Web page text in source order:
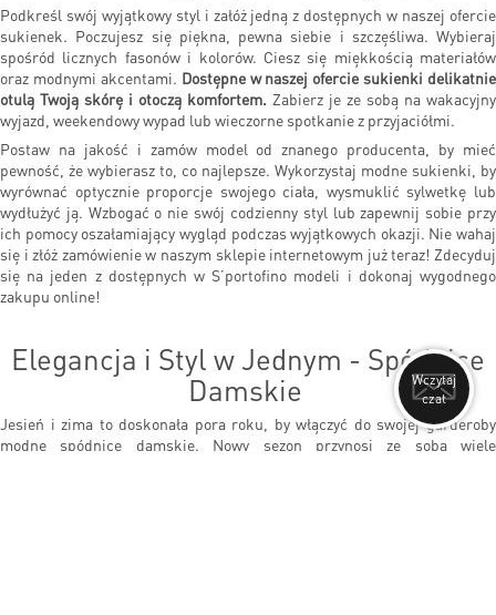
Podkreśl swój wyjątkowy styl i załóż jedną z dostępnych w naszej ofercie
sukienek. Poczujesz się piękna, pewna siebie i szczęśliwa. Wybieraj
spośród licznych fasonów i kolorów. Ciesz się miękkością materiałów
oraz modnymi akcentami. Dostępne w naszej ofercie sukienki delikatnie
otulą Twoją skórę i otoczą komfortem. Zabierz je ze sobą na wakacyjny
wyjazd, weekendowy wypad lub wieczorne spotkanie z przyjaciółmi.
Postaw na jakość i zamów model od znanego producenta, by mieć
pewność, że wybierasz to, co najlepsze. Wykorzystaj modne sukienki, by
wyrównać optycznie proporcje swojego ciała, wysmuklić sylwetkę lub
wydłużyć ją. Wzbogać o nie swój codzienny styl lub zapewnij sobie przy
ich pomocy oszałamiający wygląd podczas wyjątkowych okazji. Nie wahaj
się i złóż zamówienie w naszym sklepie internetowym już teraz! Zdecyduj
się na jeden z dostępnych w S’portofino modeli i dokonaj wygodnego
zakupu online!
Elegancja i Styl w Jednym - Spódnice
Damskie
Jesień i zima to doskonała pora roku, by włączyć do swojej garderoby
modne spódnice damskie. Nowy sezon przynosi ze sobą wiele
Wczytaj
czat